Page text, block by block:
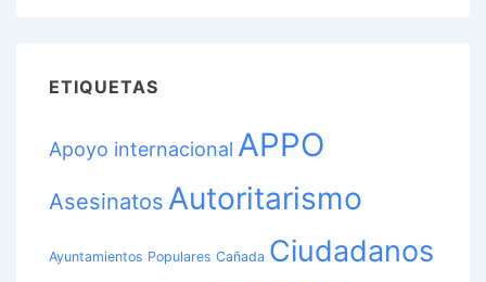
ETIQUETAS
Apoyo internacional APPO
Asesinatos Autoritarismo
Ayuntamientos Populares Cañada Ciudadanos